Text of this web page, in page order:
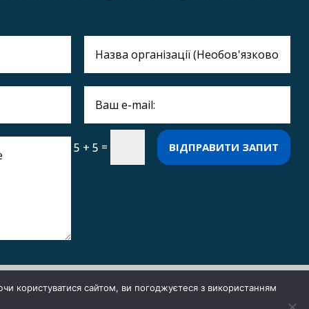
5 + 5 = ВІДПРАВИТИ ЗАПИТ
користуватися сайтом, ви погоджуєтеся з використанням